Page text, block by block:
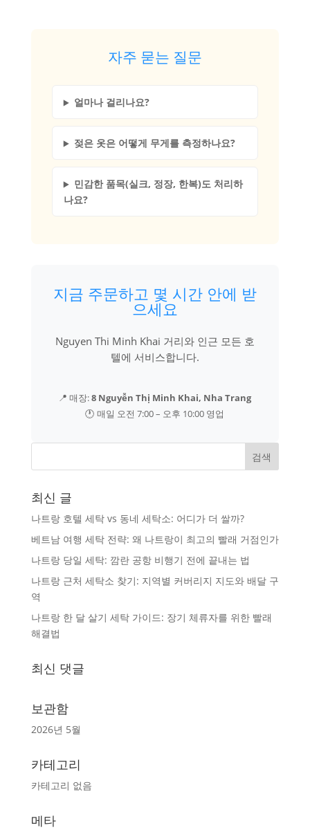
자주 묻는 질문
얼마나 걸리나요?
젖은 옷은 어떻게 무게를 측정하나요?
민감한 품목(실크, 정장, 한복)도 처리하
나요?
지금 주문하고 몇 시간 안에 받
으세요
Nguyen Thi Minh Khai 거리와 인근 모든 호
텔에 서비스합니다.
📍 매장:8 Nguyễn Thị Minh Khai, Nha Trang
🕐 매일 오전 7:00 – 오후 10:00 영업
최신 글
나트랑 호텔 세탁 vs 동네 세탁소: 어디가 더 쌀까?
베트남 여행 세탁 전략: 왜 나트랑이 최고의 빨래 거점인가
나트랑 당일 세탁: 깜란 공항 비행기 전에 끝내는 법
나트랑 근처 세탁소 찾기: 지역별 커버리지 지도와 배달 구
역
나트랑 한 달 살기 세탁 가이드: 장기 체류자를 위한 빨래
해결법
최신 댓글
보관함
2026년 5월
카테고리
카테고리 없음
메타